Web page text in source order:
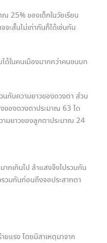
ของเด็กในวัยเรียน
ะสั้นไม่เท่ากันก็ได้เช่นกัน
ในคนเมืองมากกว่าคนชนบท
กับความยาวของดวงตา ส่วน
ของดวงตาประมาณ 63 ได
ามยาวของลูกตาประมาณ 24
เกินไป ลำแสงจึงไปรวมกัน
วมกันก่อนถึงจอประสาทตา
แรง โดยมีสาเหตุมาจาก